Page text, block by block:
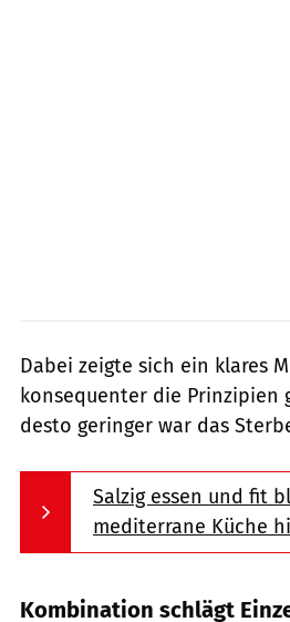
Dabei zeigte sich ein klares
konsequenter die Prinzipien
desto geringer war das
Salzig essen und fit
mediterrane Küche
Kombination schlägt